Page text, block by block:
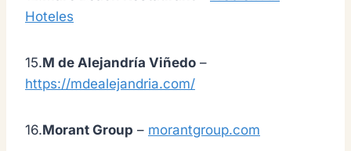
Hoteles
15.M de Alejandría Viñedo –
https://mdealejandria.com/
16.Morant Group – morantgroup.com